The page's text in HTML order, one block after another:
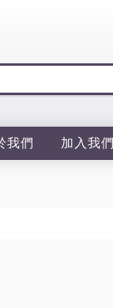
我們 加入我們